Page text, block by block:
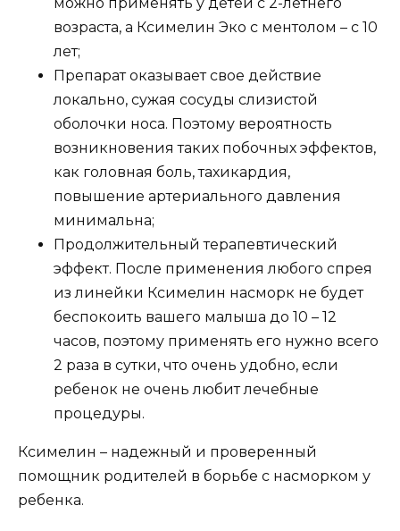
возраста, а Ксимелин Эко с ментолом – с 10
лет;
Препарат оказывает свое действие
локально, сужая сосуды слизистой
оболочки носа. Поэтому вероятность
возникновения таких побочных эффектов,
как головная боль, тахикардия,
повышение артериального давления
минимальна;
Продолжительный терапевтический
эффект. После применения любого спрея
из линейки Ксимелин насморк не будет
беспокоить вашего малыша до 10 – 12
часов, поэтому применять его нужно всего
2 раза в сутки, что очень удобно, если
ребенок не очень любит лечебные
процедуры.
Ксимелин – надежный и проверенный
помощник родителей в борьбе с насморком у
ребенка.